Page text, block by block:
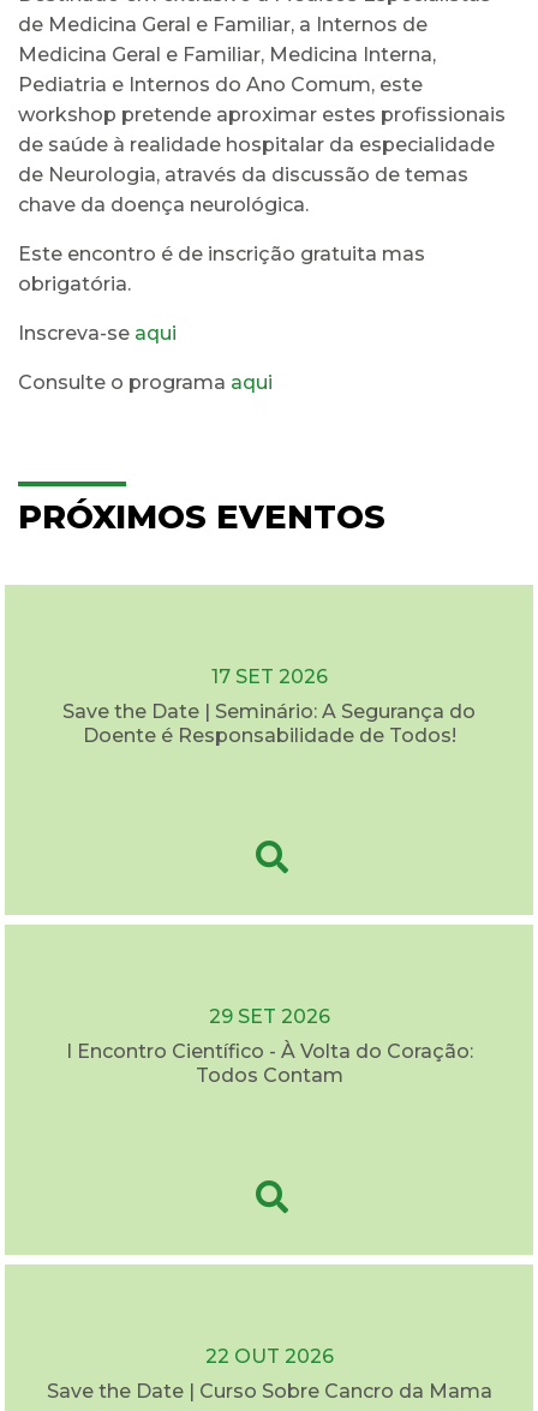
de Medicina Geral e Familiar, a Internos de
Medicina Geral e Familiar, Medicina Interna,
Pediatria e Internos do Ano Comum, este
workshop pretende aproximar estes profissionais
de saúde à realidade hospitalar da especialidade
de Neurologia, através da discussão de temas
chave da doença neurológica.
Este encontro é de inscrição gratuita mas
obrigatória.
Inscreva-se aqui
Consulte o programa aqui
PRÓXIMOS EVENTOS
17 SET 2026
Save the Date | Seminário: A Segurança do
Doente é Responsabilidade de Todos!
29 SET 2026
I Encontro Científico - À Volta do Coração:
Todos Contam
22 OUT 2026
Save the Date | Curso Sobre Cancro da Mama